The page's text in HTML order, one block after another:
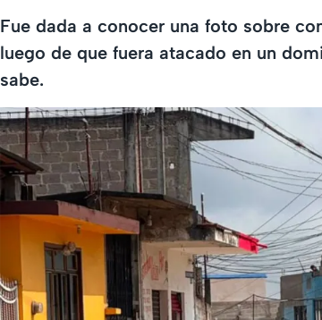
Fue dada a conocer una foto sobre
luego de que fuera atacado en un
sabe.